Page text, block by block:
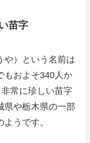
苗字
や）という名前は
もおよそ340人か
常に珍しい苗字
県や栃木県の一部
うです。